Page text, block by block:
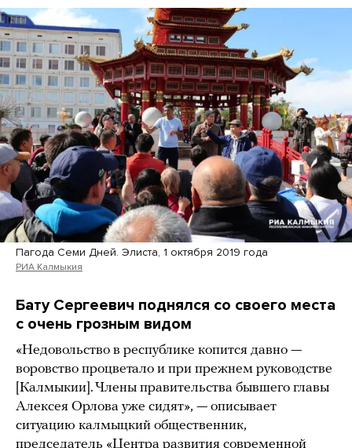
Пагода Семи Дней. Элиста, 1 октября 2019 года
РИА Калмыкия
Бату Сергеевич поднялся со своего места
с очень грозным видом
«Недовольство в республике копится давно —
воровство процветало и при прежнем руководстве
[Калмыкии]. Члены правительства бывшего главы
Алексея Орлова уже сидят», — описывает
ситуацию калмыцкий общественник,
председатель «Центра развития современной